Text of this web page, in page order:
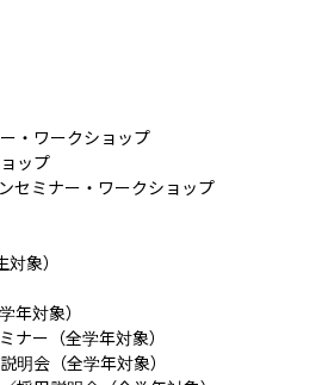
・ワークショップ
ップ
セミナー・ワークショップ
象）
年対象）
ナー（全学年対象）
明会（全学年対象）